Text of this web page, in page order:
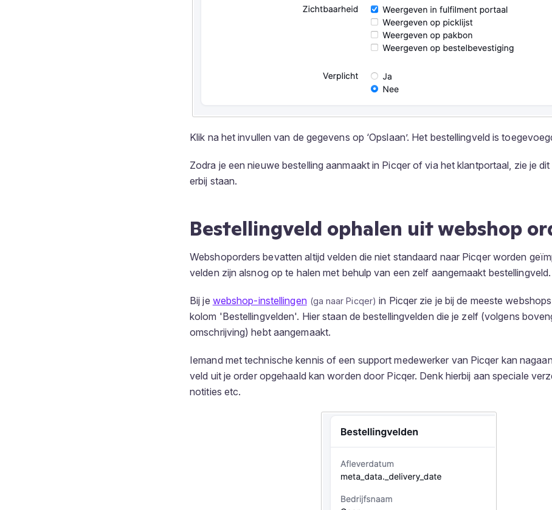
Klik na het invullen van de gegevens op ‘Opslaan’. Het bestellingveld is
Zodra je een nieuwe bestelling aanmaakt in Picqer of via het klantportaal, zie je
erbij staan.
Bestellingveld ophalen uit webshop
Webshoporders bevatten altijd velden die niet standaard naar Picqer worden
velden zijn alsnog op te halen met behulp van een zelf aangemaakt bestellingveld.
Bij je webshop-instellingen
in Picqer zie je bij de meeste
kolom 'Bestellingvelden'. Hier staan de bestellingvelden die je zelf (volgens
omschrijving) hebt aangemaakt.
Iemand met technische kennis of een support medewerker van Picqer kan
veld uit je order opgehaald kan worden door Picqer. Denk hierbij aan speciale
notities etc.